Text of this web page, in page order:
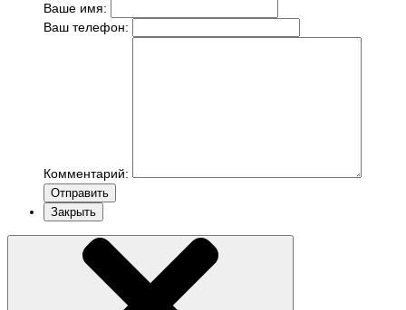
Ваше имя:
Ваш телефон:
Комментарий:
Отправить
Закрыть